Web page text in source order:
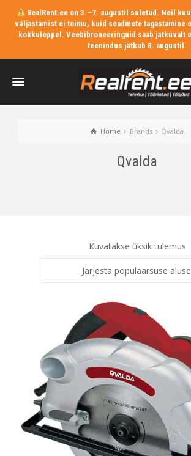
RealRent.ee on 3.–7. augustil suletud. Neil
väljastamist ei toimu, kuid seadmete tagastamine
kokkuleppel. Veebibroneeringuid saab jätkuvalt
teenindus jätkub 8. augustil.
Home Brands Qvalda
Qvalda
Kuvatakse üksik tulemus
Järjesta populaarsuse